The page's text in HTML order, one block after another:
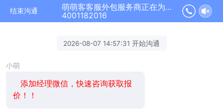
结束沟通
萌萌客客服外包服务商正在为您服务
4001182016
2026-08-07 14:57:31 开始沟通
小萌
添加经理微信，快速咨询获取报
价！！